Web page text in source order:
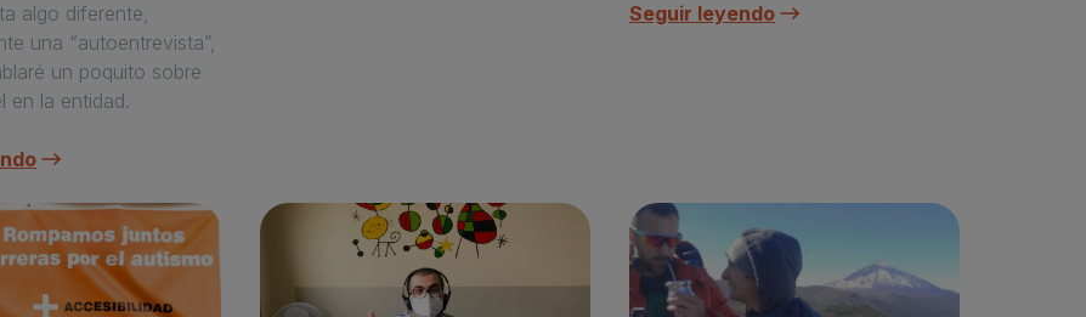
algo diferente,
una “autoentrevista”,
un poquito sobre
en la entidad.
Seguir leyendo